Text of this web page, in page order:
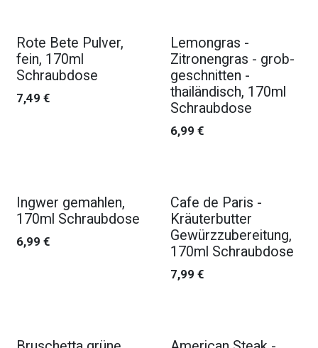
Rote Bete Pulver,
fein, 170ml
Schraubdose
7,49 €
Lemongras -
Zitronengras - grob-
geschnitten -
thailändisch, 170ml
Schraubdose
6,99 €
Ingwer gemahlen,
170ml Schraubdose
6,99 €
Cafe de Paris -
Kräuterbutter
Gewürzzubereitung,
170ml Schraubdose
7,99 €